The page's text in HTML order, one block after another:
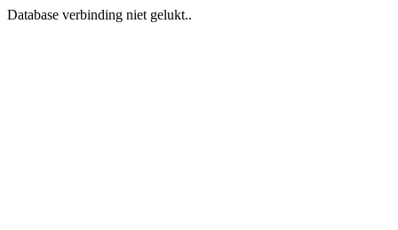
Database verbinding niet gelukt..